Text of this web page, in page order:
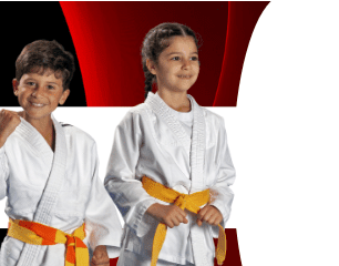
Exporter les lignes sélectionnées
Exporter toutes les colonnes
Exporter uniquement les colonnes affichées
Menu
?>
Images de la page d'accueil
Cliquez pour éditer
Texte, bouton et/ou inscription à la newsletter